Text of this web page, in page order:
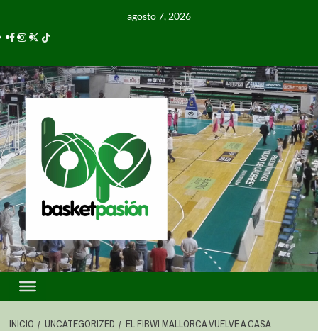
agosto 7, 2026
INICIO UNCATEGORIZED EL FIBWI MALLORCA VUELVE A CASA